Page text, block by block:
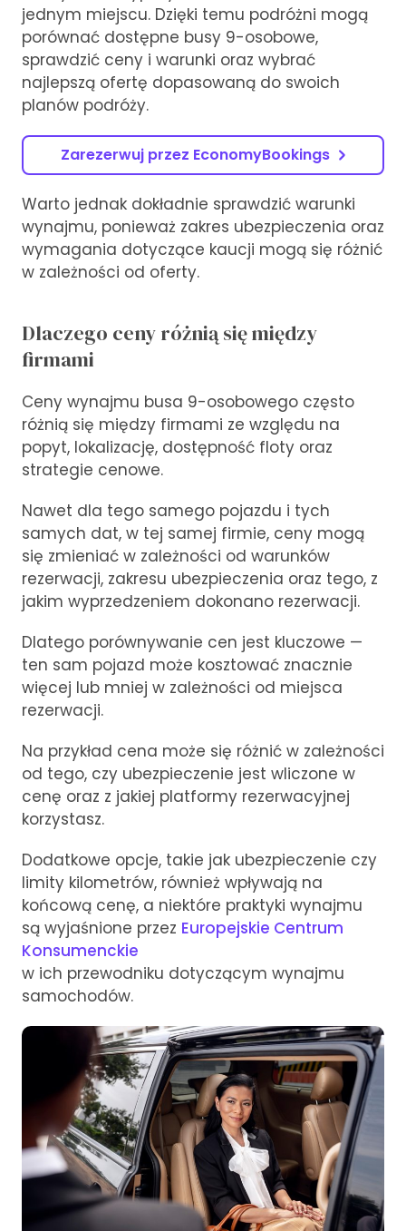
jednym miejscu. Dzięki temu podróżni mogą
porównać dostępne busy 9-osobowe,
sprawdzić ceny i warunki oraz wybrać
najlepszą ofertę dopasowaną do swoich
planów podróży.
Zarezerwuj przez EconomyBookings
Warto jednak dokładnie sprawdzić warunki
wynajmu, ponieważ zakres ubezpieczenia oraz
wymagania dotyczące kaucji mogą się różnić
w zależności od oferty.
Dlaczego ceny różnią się między
firmami
Ceny wynajmu busa 9-osobowego często
różnią się między firmami ze względu na
popyt, lokalizację, dostępność floty oraz
strategie cenowe.
Nawet dla tego samego pojazdu i tych
samych dat, w tej samej firmie, ceny mogą
się zmieniać w zależności od warunków
rezerwacji, zakresu ubezpieczenia oraz tego, z
jakim wyprzedzeniem dokonano rezerwacji.
Dlatego porównywanie cen jest kluczowe —
ten sam pojazd może kosztować znacznie
więcej lub mniej w zależności od miejsca
rezerwacji.
Na przykład cena może się różnić w zależności
od tego, czy ubezpieczenie jest wliczone w
cenę oraz z jakiej platformy rezerwacyjnej
korzystasz.
Dodatkowe opcje, takie jak ubezpieczenie czy
limity kilometrów, również wpływają na
końcową cenę, a niektóre praktyki wynajmu
są wyjaśnione przez Europejskie Centrum
Konsumenckie
w ich przewodniku dotyczącym wynajmu
samochodów.